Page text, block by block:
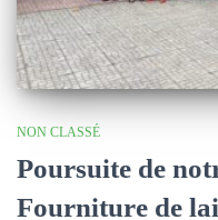
NON CLASSÉ
Poursuite de
Fourniture de